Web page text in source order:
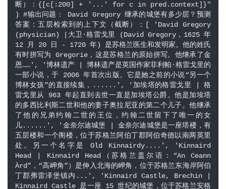
断）：{[c[:200] + '...' for c in pred.context]}"
) #输出问题： David Gregory 继承的城堡有多少层？预测
答案：五层检索到的上下文（截断）：[ 'David Gregory
(physician) |大卫·格雷戈里 (David Gregory，1625 年
12 月 20 日 - 1720 年) 是苏格兰医生和发明家。他的姓氏
有时拼写为 Gregorie，这是苏格兰的原始拼写。他继承了金
恩……', '博林遗产 | 博林遗产是英国作家菲利帕·格雷戈里的
一部小说，于 2006 年首次出版。它是她之前的小说“另一个
博林女孩”的直接续集，......', '加埃塔的格雷戈里 | 格
雷戈里从 963 年起直到去世一直是加埃塔公爵。他是加埃塔
的多西比利斯二世和他的妻子奥拉尼亚的第二个儿子。他继承
了他的兄弟约翰二世的王位，约翰二世留下了唯一的女
儿......', '金奈尔迪城堡 | 金奈尔迪城堡是一座塔楼，有
五层楼和一个阁楼，位于苏格兰阿伯丁郡阿伯奇德以南两英里
处。另一个名字是 Old Kinnairdy....', 'Kinnaird
Head | Kinnaird Head（苏格兰盖尔语：“An Ceann
Àrd”，“高岬角”）是伸入北海的岬角，位于苏格兰东海岸阿伯
丁郡弗雷泽堡镇内...', 'Kinnaird Castle, Brechin |
Kinnaird Castle 是一座 15 世纪的城堡，位于苏格兰安格